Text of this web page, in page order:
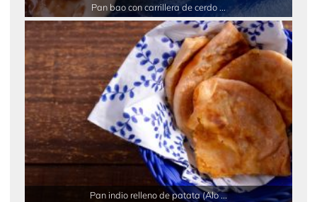
Pan bao con carrillera de cerdo ...
Pan indio relleno de patata (Alo ...